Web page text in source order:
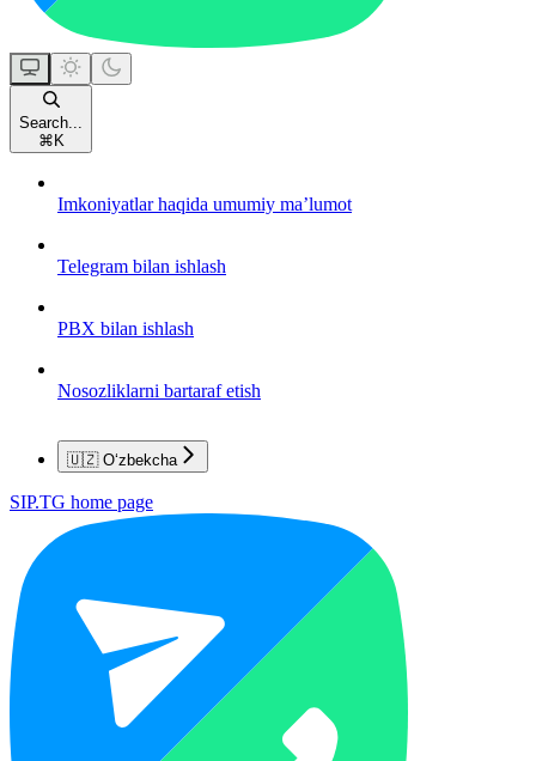
Search...
⌘ K
Imkoniyatlar haqida umumiy ma’lumot
Telegram bilan ishlash
PBX bilan ishlash
Nosozliklarni bartaraf etish
🇺🇿 O‘zbekcha
SIP.TG home page